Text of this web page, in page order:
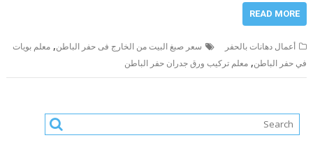
READ MORE
أعمال دهانات بالحفر سعر صبغ البيت من الخارج فى حفر الباطن,معلم بويات
في حفر الباطن,معلم تركيب ورق جدران حفر الباطن